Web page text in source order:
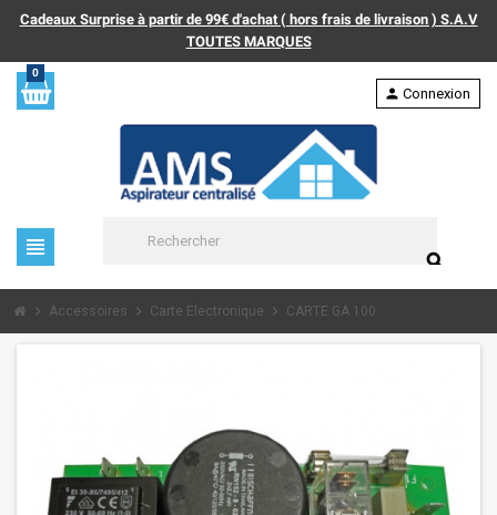
Cadeaux Surprise à partir de 99€ d'achat ( hors frais de livraison ) S.A.V
TOUTES MARQUES
0
view_headline
search
person Connexion
chevron_right Accessoires chevron_right Carte Electronique chevron_right CARTE GA 100